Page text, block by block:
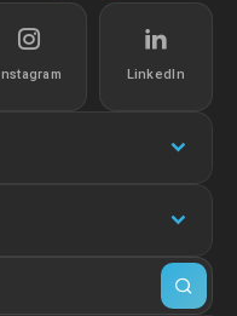
Instagram LinkedIn